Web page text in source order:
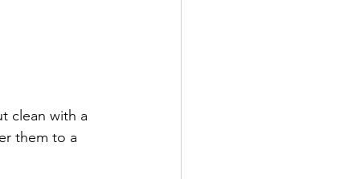
clean with a
them to a